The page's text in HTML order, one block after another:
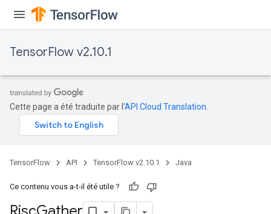
TensorFlow v2.10.1
Cette page a été traduite par l'API Cloud Translation
TensorFlow API TensorFlow v2.10.1 Java
Ce contenu vous a-t-il été utile ?